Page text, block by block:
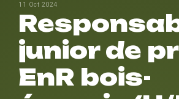
11 Oct 2024
junior de
EnR bois-